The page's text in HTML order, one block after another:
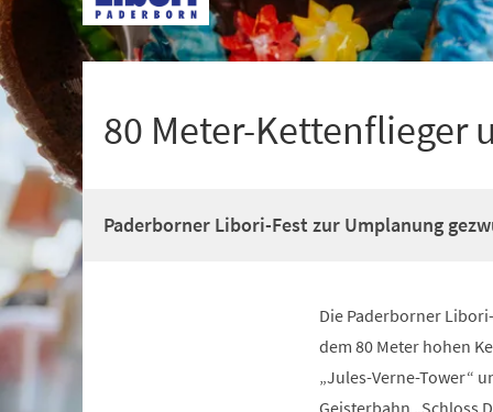
+
1
80 Meter-Kettenflieger
Paderborner Libori-Fest zur Umplanung
Die Paderborner
dem 80 Meter hohen
„Jules-Verne-Tower“
Geisterbahn „Schloss